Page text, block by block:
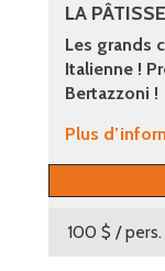
LA
Les grands
Italienne !
Bertazzoni !
Plus
100 $ / pers.